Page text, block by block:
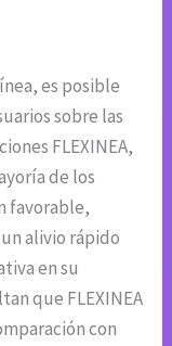
es posible
sobre las
FLEXINEA,
de los
favorable,
alivio rápido
en su
que FLEXINEA
con